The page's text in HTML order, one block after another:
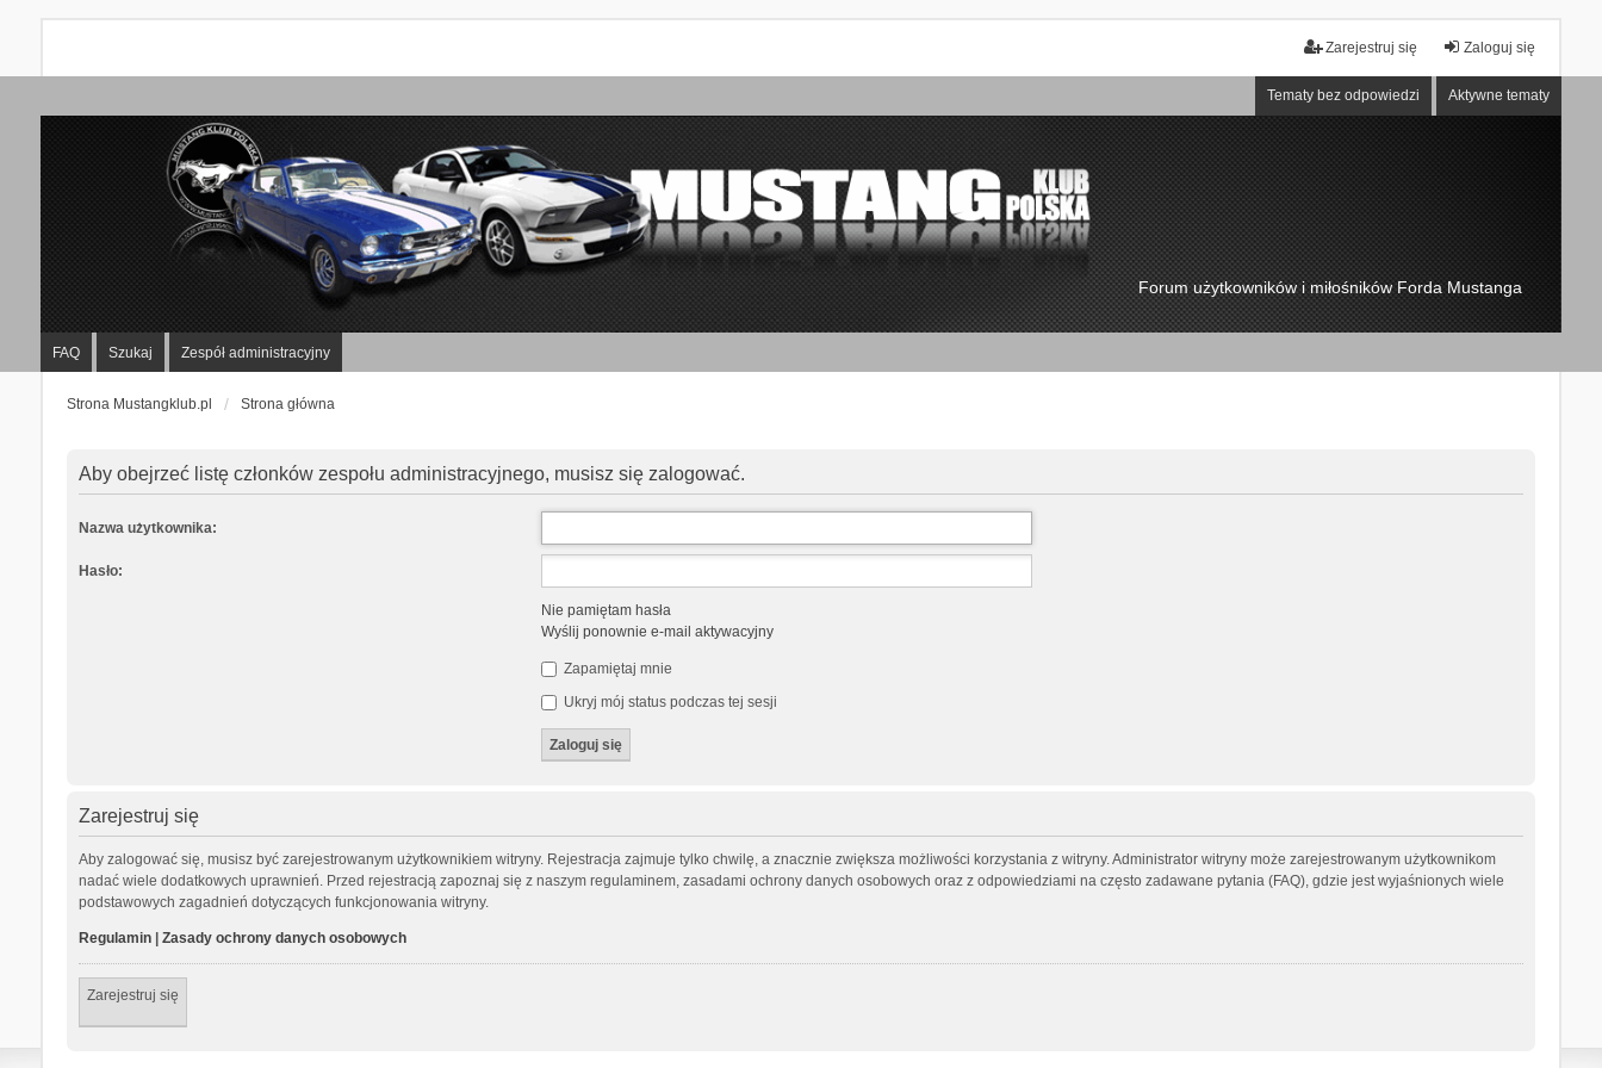
Zaloguj się
Zarejestruj się
Tematy bez odpowiedzi Aktywne tematy
Forum użytkowników i miłośników Forda Mustanga
FAQ Szukaj Zespół administracyjny
Strona Mustangklub.pl Strona główna
Aby obejrzeć listę członków zespołu administracyjnego, musisz się zalogować.
Nazwa użytkownika:
Hasło:
Nie pamiętam hasła
Wyślij ponownie e-mail aktywacyjny
Zapamiętaj mnie
Ukryj mój status podczas tej sesji
Zarejestruj się
Aby zalogować się, musisz być zarejestrowanym użytkownikiem witryny. Rejestracja zajmuje tylko chwilę, a znacznie zwiększa możliwości korzystania z witryny. Administrator witryny może zarejestrowanym użytkownikom
nadać wiele dodatkowych uprawnień. Przed rejestracją zapoznaj się z naszym regulaminem, zasadami ochrony danych osobowych oraz z odpowiedziami na często zadawane pytania (FAQ), gdzie jest wyjaśnionych wiele
podstawowych zagadnień dotyczących funkcjonowania witryny.
Regulamin| Zasady ochrony danych osobowych
Zarejestruj się